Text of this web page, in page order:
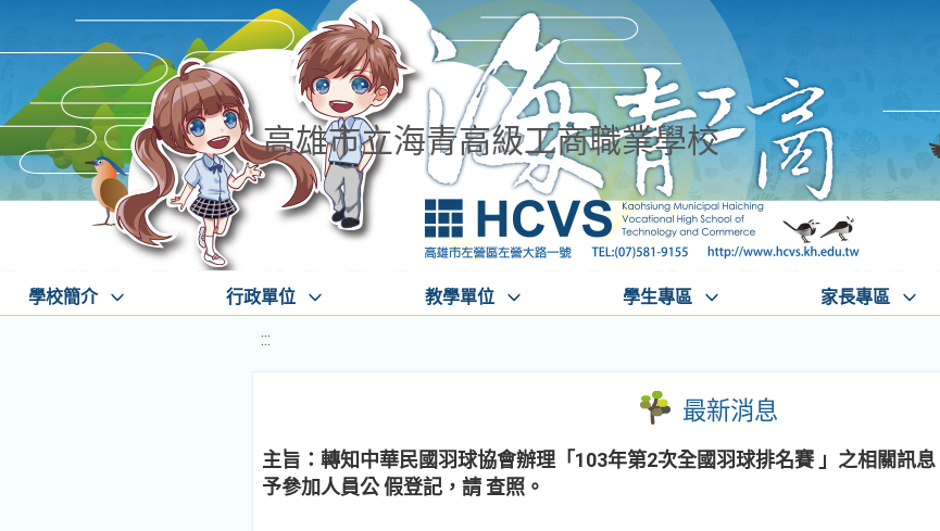
高雄市立海青高級工商職業學校
學校簡介 行政單位 教學單位 學生專區 家長專區
:::
最新消息
主旨：轉知中華民國羽球協會辦理「103年第2次全國羽球排名賽 」之相關訊
予參加人員公 假登記，請 查照。